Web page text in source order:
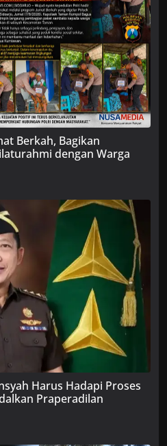
Berkah, Bagikan
dengan Warga
Harus Hadapi Proses
Praperadilan